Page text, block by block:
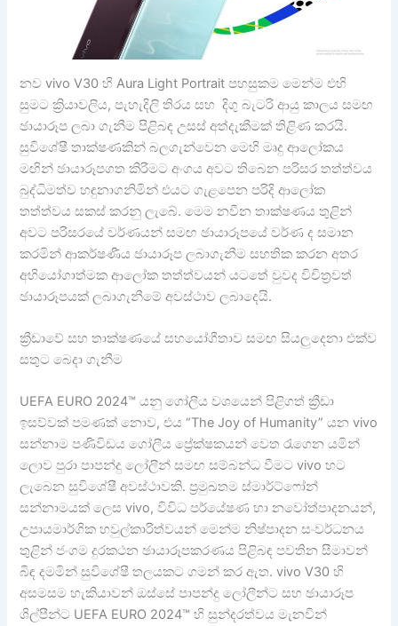
නව vivo V30 හි Aura Light Portrait පහසුකම මෙන්ම එහි
සුමට ක්‍රියාවලිය, පැහැදිලි තිරය සහ දිගු බැටරි ආයු කාලය සමඟ
ඡායාරූප ලබා ගැනීම පිළිබඳ උසස් අත්දැකීමක් තිළිණ කරයි.
සුවිශේෂී තාක්ෂණකින් බලගැන්වෙන මෙහි මෘදු ආලෝකය
මඟින් ඡායාරූපගත කිරීමට අංගය අවට තිබෙන පරිසර තත්ත්වය
බුද්ධිමත්ව හඳුනාගනිමින් එයට ගැළපෙන පරිදි ආලෝක
තත්ත්වය සකස් කරනු ලැබේ. මෙම නවීන තාක්ෂණය තුළින්
අවට පරිසරයේ වර්ණයන් සමඟ ඡායාරූපයේ වර්ණ ද සමාන
කරමින් ආකර්ෂණීය ඡායාරූප ලබාගැනීම සහතික කරන අතර
අභියෝගාත්මක ආලෝක තත්ත්වයන් යටතේ වුවද විචිත්‍රවත්
ඡායාරූපයක් ලබාගැනීමේ අවස්ථාව ලබාදෙයි.
ක්‍රීඩාවේ සහ තාක්ෂණයේ සහයෝගීතාව සමඟ සියලුදෙනා එක්ව
සතුට බෙදා ගැනීම
UEFA EURO 2024™ යනු ගෝලීය වශයෙන් පිළිගත් ක්‍රීඩා
ඉසව්වක් පමණක් නොව, එය “The Joy of Humanity” යන vivo
සන්නාම පණිවිඩය ගෝලීය ප්‍රේක්ෂකයන් වෙත රැගෙන යමින්
ලොව පුරා පාපන්දු ලෝලීන් සමඟ සම්බන්ධ වීමට vivo හට
ලැබෙන සුවිශේෂී අවස්ථාවකි. ප්‍රමුඛතම ස්මාර්ට්ෆෝන්
සන්නාමයක් ලෙස vivo, විවිධ පර්යේෂණ හා නවෝත්පාදනයන්,
උපායමාර්ගික හවුල්කාරිත්වයන් මෙන්ම නිෂ්පාදන සංවර්ධනය
තුළින් ජංගම දුරකථන ඡායාරූපකරණය පිළිබඳ පවතින සීමාවන්
බිඳ දමමින් සුවිශේෂී තලයකට ගමන් කර ඇත. vivo V30 හි
අසමසම හැකියාවන් ඔස්සේ පාපන්දු ලෝලීන්ට සහ ඡායාරූප
ශිල්පීන්ට UEFA EURO 2024™ හි සුන්දරත්වය මැනවින්